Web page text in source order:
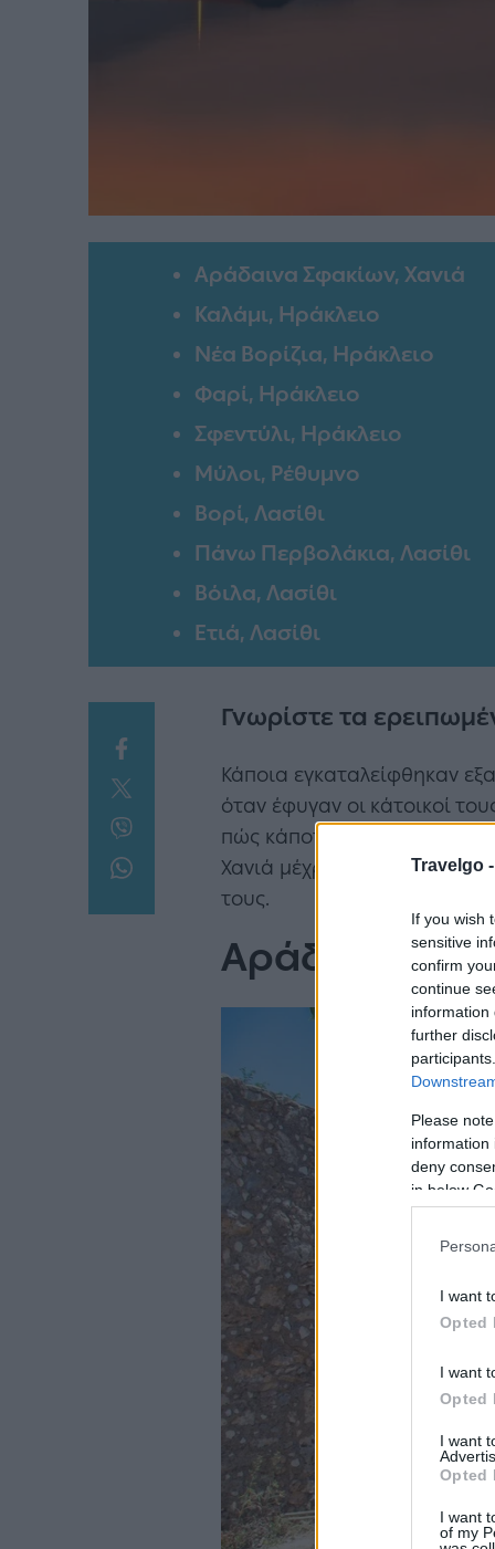
Travelgo -
If you wish
sensitive
confirm
continue
information
further
Please
information
deny
in below
I want
Opted
I want
Opted
I want
Opted
I want
of my
Αράδαινα Σφακίων, Χανιά
Καλάμι, Ηράκλειο
Νέα Βορίζια, Ηράκλειο
Φαρί, Ηράκλειο
Σφεντύλι, Ηράκλειο
Μύλοι, Ρέθυμνο
Βορί, Λασίθι
Πάνω Περβολάκια, Λασίθι
Βόιλα, Λασίθι
Ετιά, Λασίθι
Γνωρίστε τα
Κάποια εγκαταλείφθηκαν
όταν έφυγαν οι κάτοικοί
πώς κάποτε υπήρχε ζωή
Χανιά μέχρι το Λασίθι,
τους.
Αράδαινα